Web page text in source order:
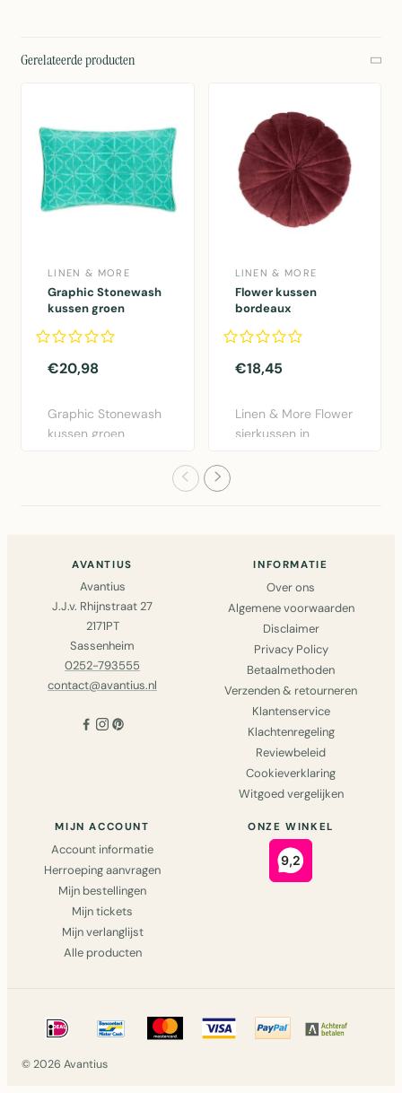
Gerelateerde producten
LINEN & MORE
Graphic Stonewash
kussen groen
€20,98
Graphic Stonewash
kussen groen
LINEN & MORE
Flower kussen
bordeaux
€18,45
Linen & More Flower
sierkussen in
AVANTIUS
Avantius
J.J.v. Rhijnstraat 27
2171PT
Sassenheim
0252-793555
contact@avantius.nl
INFORMATIE
Over ons
Algemene voorwaarden
Disclaimer
Privacy Policy
Betaalmethoden
Verzenden & retourneren
Klantenservice
Klachtenregeling
Reviewbeleid
Cookieverklaring
Witgoed vergelijken
MIJN ACCOUNT
Account informatie
Herroeping aanvragen
Mijn bestellingen
Mijn tickets
Mijn verlanglijst
Alle producten
ONZE WINKEL
© 2026 Avantius